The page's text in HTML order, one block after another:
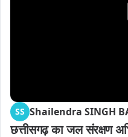
SS Shailendra SINGH
छत्तीसगढ़ का जल संरक्षण